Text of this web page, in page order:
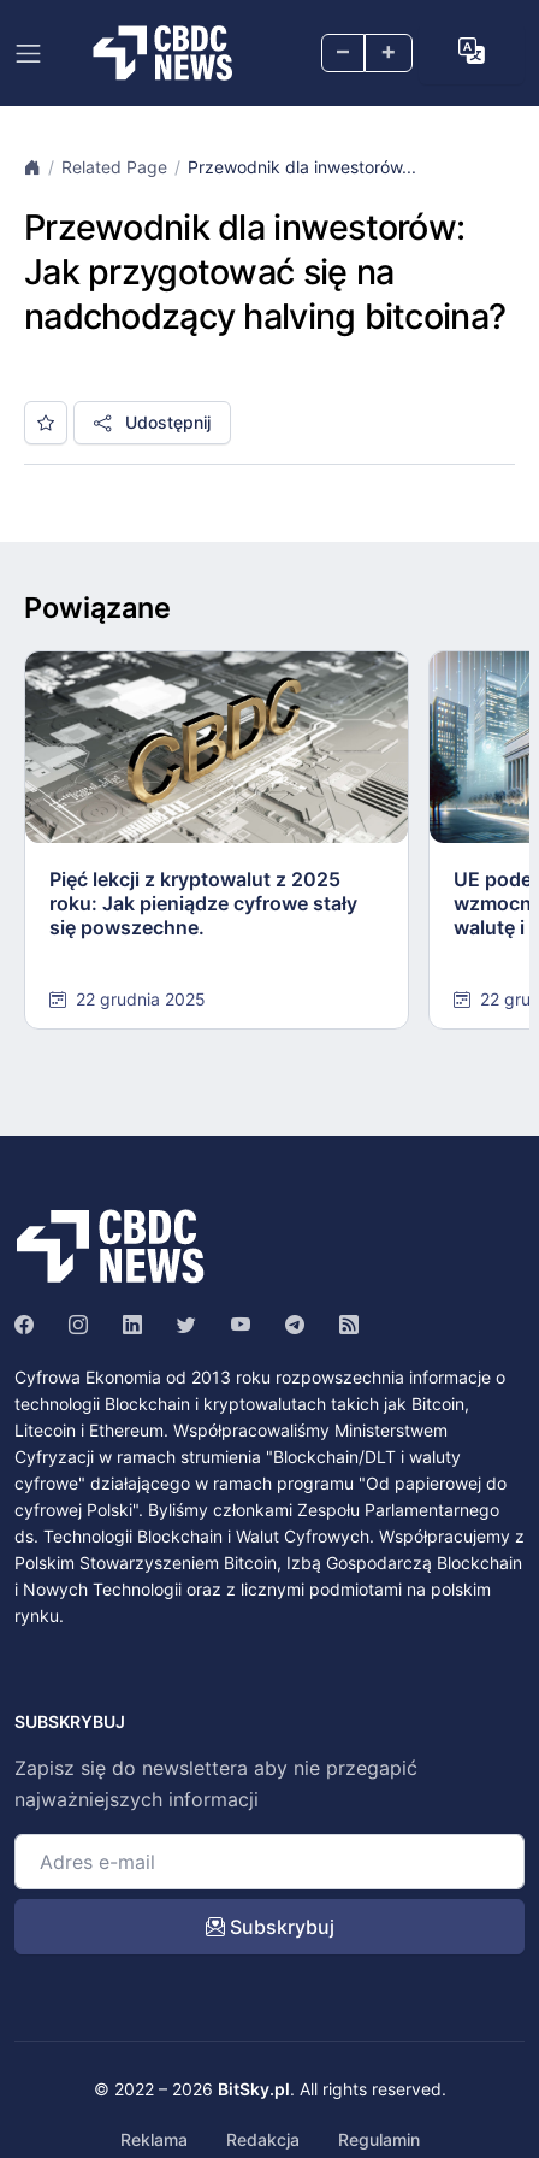
– +
Related Page Przewodnik dla inwestorów...
Przewodnik dla inwestorów:
Jak przygotować się na
nadchodzący halving bitcoina?
Udostępnij
Powiązane
Pięć lekcji z kryptowalut z 2025
roku: Jak pieniądze cyfrowe stały
się powszechne.
22 grudnia 2025
UE
walutę i
22
Cyfrowa Ekonomia od 2013 roku rozpowszechnia informacje o
technologii Blockchain i kryptowalutach takich jak Bitcoin,
Litecoin i Ethereum. Współpracowaliśmy Ministerstwem
Cyfryzacji w ramach strumienia "Blockchain/DLT i waluty
cyfrowe" działającego w ramach programu "Od papierowej do
cyfrowej Polski". Byliśmy członkami Zespołu Parlamentarnego
ds. Technologii Blockchain i Walut Cyfrowych. Współpracujemy z
Polskim Stowarzyszeniem Bitcoin, Izbą Gospodarczą Blockchain
i Nowych Technologii oraz z licznymi podmiotami na polskim
rynku.
SUBSKRYBUJ
Zapisz się do newslettera aby nie przegapić
najważniejszych informacji
Subskrybuj
© 2022 – 2026 BitSky.pl. All rights reserved.
Reklama Redakcja Regulamin